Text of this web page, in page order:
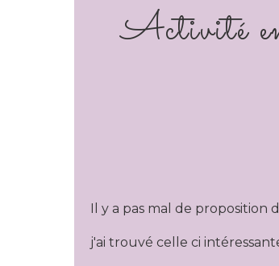
Activité
Il y a pas mal de proposition
j'ai trouvé celle ci